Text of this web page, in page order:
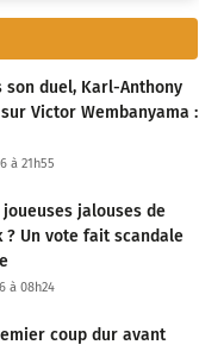
son duel, Karl-Anthony
Victor Wembanyama :
à 21h55
joueuses jalouses de
? Un vote fait scandale
à 08h24
coup dur avant